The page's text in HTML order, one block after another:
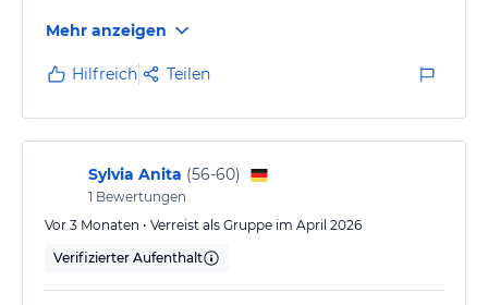
Mehr anzeigen
Hilfreich Teilen
Sylvia Anita (56-60)
1 Bewertungen
Vor 3 Monaten • Verreist als Gruppe im April 2026
Verifizierter Aufenthalt